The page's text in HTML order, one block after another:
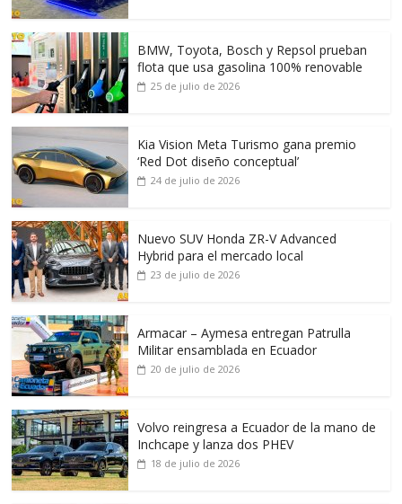
BMW, Toyota, Bosch y Repsol prueban
flota que usa gasolina 100% renovable
25 de julio de 2026
Kia Vision Meta Turismo gana premio
‘Red Dot diseño conceptual’
24 de julio de 2026
Nuevo SUV Honda ZR-V Advanced
Hybrid para el mercado local
23 de julio de 2026
Armacar – Aymesa entregan Patrulla
Militar ensamblada en Ecuador
20 de julio de 2026
Volvo reingresa a Ecuador de la mano de
Inchcape y lanza dos PHEV
18 de julio de 2026